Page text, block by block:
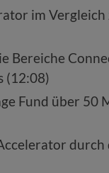
im Vergleich
Bereiche
(12:08)
Fund über 50
durch